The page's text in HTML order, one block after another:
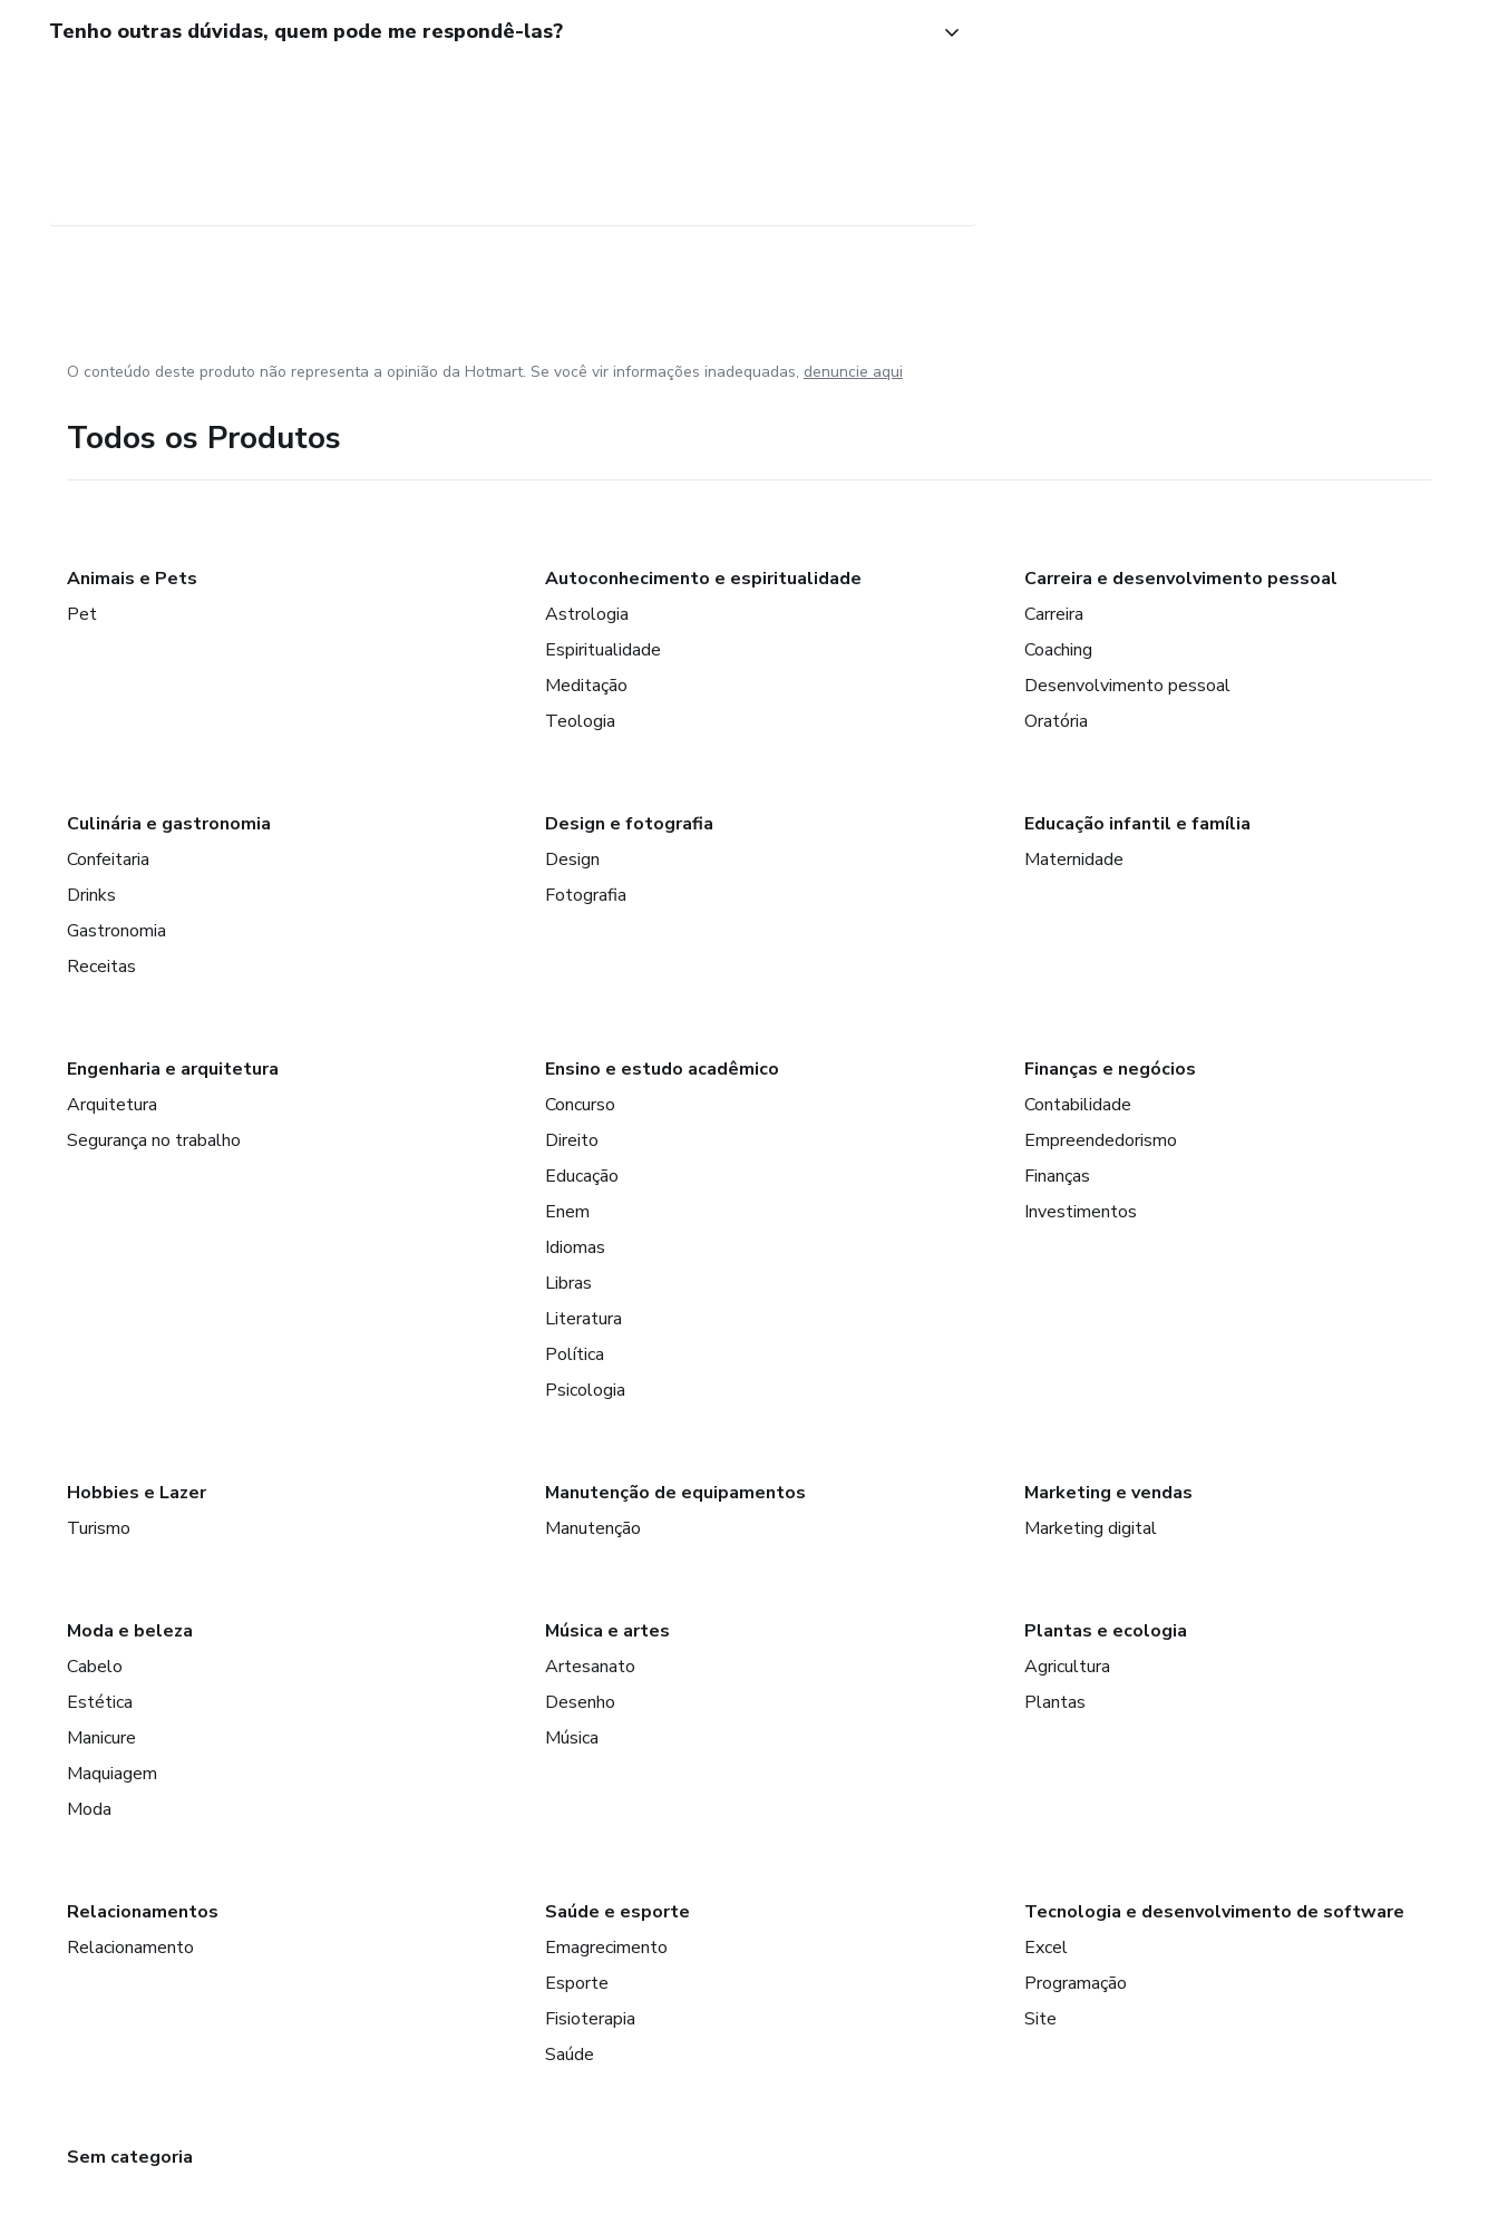
Tenho outras dúvidas, quem pode me respondê-las?
O conteúdo deste produto não representa a opinião da Hotmart. Se você vir informações inadequadas, denuncie aqui
Todos os Produtos
Animais e Pets
Pet
Autoconhecimento e espiritualidade
Astrologia
Espiritualidade
Meditação
Teologia
Carreira e desenvolvimento pessoal
Carreira
Coaching
Desenvolvimento pessoal
Oratória
Culinária e gastronomia
Confeitaria
Drinks
Gastronomia
Receitas
Design e fotografia
Design
Fotografia
Educação infantil e família
Maternidade
Engenharia e arquitetura
Arquitetura
Segurança no trabalho
Ensino e estudo acadêmico
Concurso
Direito
Educação
Enem
Idiomas
Libras
Literatura
Política
Psicologia
Finanças e negócios
Contabilidade
Empreendedorismo
Finanças
Investimentos
Hobbies e Lazer
Turismo
Manutenção de equipamentos
Manutenção
Marketing e vendas
Marketing digital
Moda e beleza
Cabelo
Estética
Manicure
Maquiagem
Moda
Música e artes
Artesanato
Desenho
Música
Plantas e ecologia
Agricultura
Plantas
Relacionamentos
Relacionamento
Saúde e esporte
Emagrecimento
Esporte
Fisioterapia
Saúde
Tecnologia e desenvolvimento de software
Excel
Programação
Site
Sem categoria